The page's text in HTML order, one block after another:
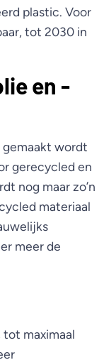
plastic. Voor
tot 2030 in
en -
gemaakt wordt
gerecycled en
nog maar zo’n
materiaal
meer de
tot maximaal